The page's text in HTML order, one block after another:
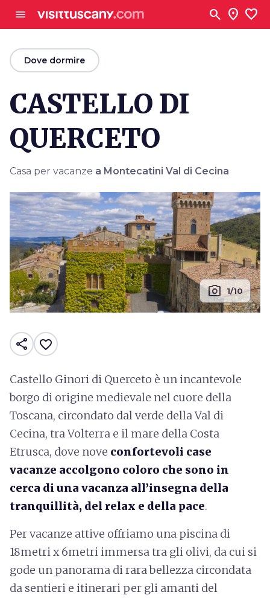
menu search location_on favorite
arrow_backDove dormire
CASTELLO DI
QUERCETO
Casa per vacanze a Montecatini Val di Cecina
photo_camera 1/10
share favorite_border
Castello Ginori di Querceto è un incantevole
borgo di origine medievale nel cuore della
Toscana, circondato dal verde della Val di
Cecina, tra Volterra e il mare della Costa
Etrusca, dove nove confortevoli case
vacanze accolgono coloro che sono in
cerca di una vacanza all’insegna della
tranquillità, del relax e della pace.
Per vacanze attive offriamo una piscina di
18metri x 6metri immersa tra gli olivi, da cui si
gode un panorama di rara bellezza circondata
da sentieri e itinerari per gli amanti del